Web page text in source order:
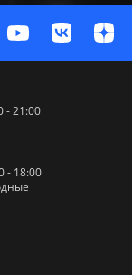
- 21:00
- 18:00